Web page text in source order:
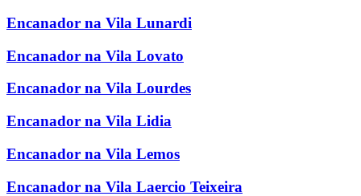
Encanador na Vila Lunardi
Encanador na Vila Lovato
Encanador na Vila Lourdes
Encanador na Vila Lidia
Encanador na Vila Lemos
Encanador na Vila Laercio Teixeira